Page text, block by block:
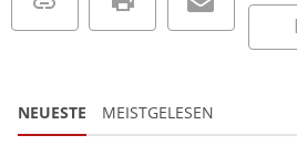
NEUESTE MEISTGELESEN